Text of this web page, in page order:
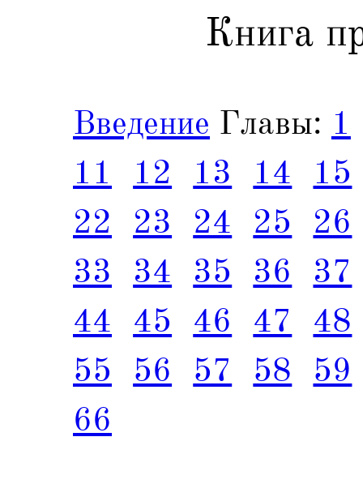
Книга
Введение Главы: 1
11
12 13 14
15
22
23 24 25
26
33
34 35 36
37
44 45 46 47
48
55
56 57 58
59
66